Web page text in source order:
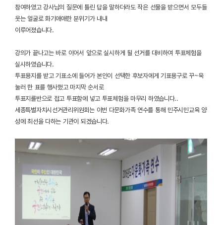
참여하였고 강사님의 질문에 틀린 답을 말하더라도 작은 선물을 받으면서 모두들
웃는 얼굴로 화기애애한 분위기가 내내
이루어졌습니다.
강의가 끝나고는 바로 이어서 앞으로 실시하게 될 선거를 대비하여 투표체험을
실시하였습니다.
투표용지를 받고 기표소에 들어가 본인이 선택한 후보자에게 기표용구로 꾸~욱
눌러 한 표를 행사했고 마지막 순서로
투표지를반으로 접고 투표함에 넣고 투표체험을 마무리 하였습니다..
세종특별자치시선거관리위원회는 이번 다문화가족 연수를 통해 민주시민교육 양
성에 최선을 다하는 기관이 되겠습니다.